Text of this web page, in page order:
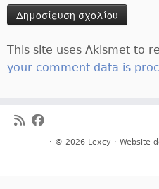
This site uses Akismet to
your comment data is
· © 2026 Lexcy · Website